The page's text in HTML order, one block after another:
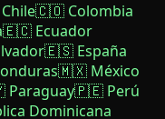
🇨🇴 Colombia
🇪🇨 Ecuador
🇪🇸 España
🇲🇽 México
🇵🇪 Perú
Dominicana